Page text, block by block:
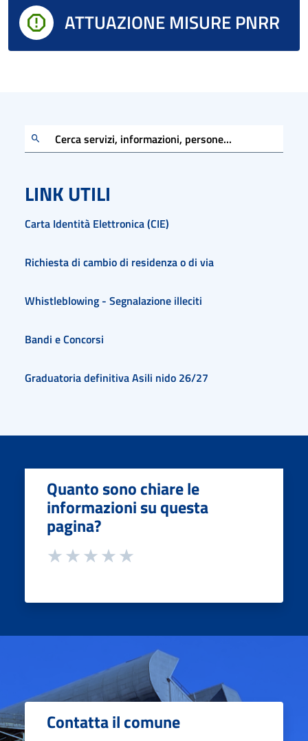
ATTUAZIONE MISURE PNRR
Cerca servizi, informazioni, persone...
LINK UTILI
Carta Identità Elettronica (CIE)
Richiesta di cambio di residenza o di via
Whistleblowing - Segnalazione illeciti
Bandi e Concorsi
Graduatoria definitiva Asili nido 26/27
Quanto sono chiare le
informazioni su questa
pagina?
Contatta il comune